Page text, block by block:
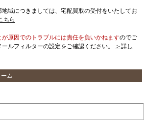
域につきましては、宅配買取の受付をいたしてお
ちら
が原因でのトラブルには責任を負いかねますのでご
ルフィルターの設定をご確認ください。
＞詳し
ム